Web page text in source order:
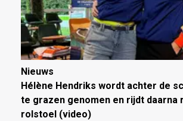
Nieuws
Hélène Hendriks wordt achter de
te grazen genomen en rijdt daarna
rolstoel (video)